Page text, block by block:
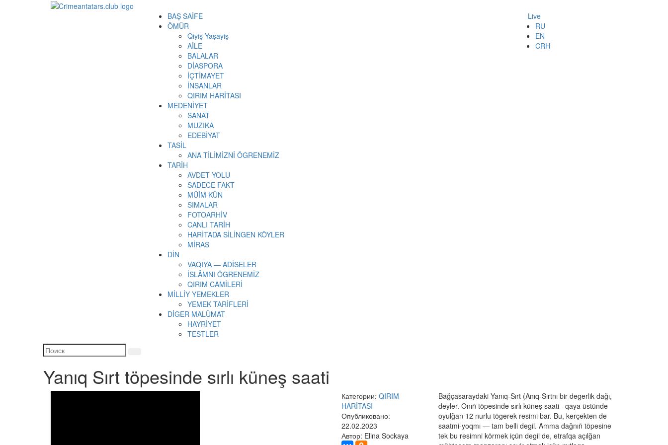
Live
BAŞ SAİFE
ÖMÜR
Qiyiş Yaşayiş
AİLE
BALALAR
DİASPORA
İÇTİMAYET
İNSANLAR
QIRIM HARİTASI
MEDENİYET
SANAT
MUZIKA
EDEBİYAT
TASİL
ANA TİLİMİZNİ ÖGRENEMİZ
TARİH
AVDET YOLU
SADECE FAKT
MÜİM KÜN
SIMАLAR
FOTOARHİV
CANLI TARİH
HARİTADA SİLİNGEN KÖYLER
MİRAS
DİN
VAQIYA — ADİSELER
İSLÂMNI ÖGRENEMİZ
QIRIM CAMİLERİ
MİLLİY YEMEKLER
YEMEK TARİFLERİ
DİGER MALÜMAT
HAYRİYET
TESTLER
RU
EN
CRH
Yanıq Sırt töpesinde sırlı küneş saati
Категории: QIRIM
HARİTASI
Опубликовано:
22.02.2023
Автор: Elina Sockaya
Bağçasaraydaki Yanıq-Sırt (Anıq-Sırtnı bir degerlik dağı,
deyler. Onıñ töpesinde sırlı küneş saati –qaya üstünde
oyulğan 12 nurlu tögerek resimi bar. Bu, kerçekten de
saatmi-yoqmı — tam belli degil. Amma dağnıñ töpesine
tek bu resimni körmek içün degil de, etrafqa açılğan